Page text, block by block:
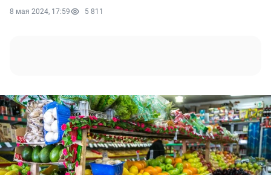
8 мая 2024, 17:59 5 811